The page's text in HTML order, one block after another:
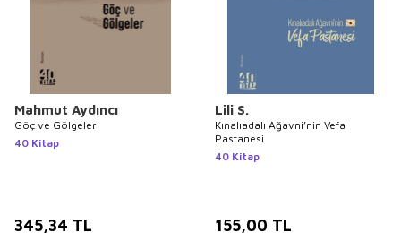
Mahmut Aydıncı
Göç ve Gölgeler
40 Kitap
345,34 TL
Lili S.
Kınalıadalı Ağavni’nin Vefa
Pastanesi
40 Kitap
155,00 TL